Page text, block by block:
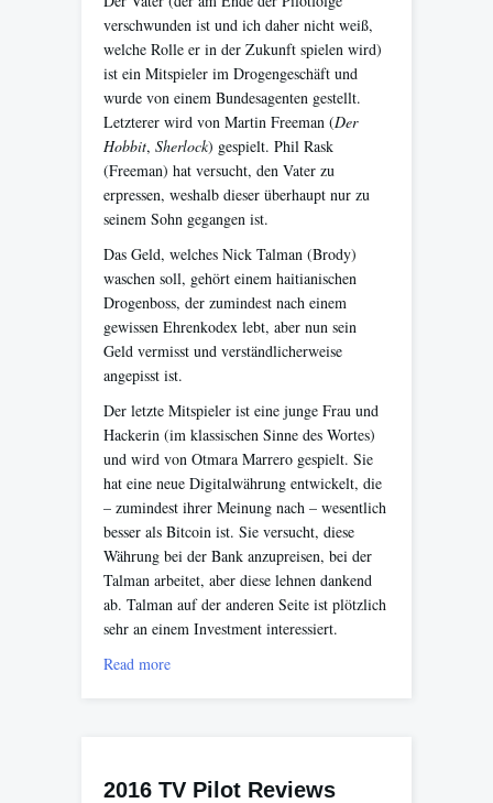
verschwunden ist und ich daher nicht weiß,
welche Rolle er in der Zukunft spielen wird)
ist ein Mitspieler im Drogengeschäft und
wurde von einem Bundesagenten gestellt.
Letzterer wird von Martin Freeman (Der
Hobbit, Sherlock) gespielt. Phil Rask
(Freeman) hat versucht, den Vater zu
erpressen, weshalb dieser überhaupt nur zu
seinem Sohn gegangen ist.
Das Geld, welches Nick Talman (Brody)
waschen soll, gehört einem haitianischen
Drogenboss, der zumindest nach einem
gewissen Ehrenkodex lebt, aber nun sein
Geld vermisst und verständlicherweise
angepisst ist.
Der letzte Mitspieler ist eine junge Frau und
Hackerin (im klassischen Sinne des Wortes)
und wird von Otmara Marrero gespielt. Sie
hat eine neue Digitalwährung entwickelt, die
– zumindest ihrer Meinung nach – wesentlich
besser als Bitcoin ist. Sie versucht, diese
Währung bei der Bank anzupreisen, bei der
Talman arbeitet, aber diese lehnen dankend
ab. Talman auf der anderen Seite ist plötzlich
sehr an einem Investment interessiert.
Read more
2016 TV Pilot Reviews